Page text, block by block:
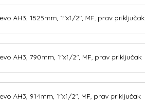
AH3, 1525mm, 1"x1/2", MF, prav priključak
AH3, 790mm, 1"x1/2", MF, prav priključak
AH3, 914mm, 1"x1/2", MF, prav priključak